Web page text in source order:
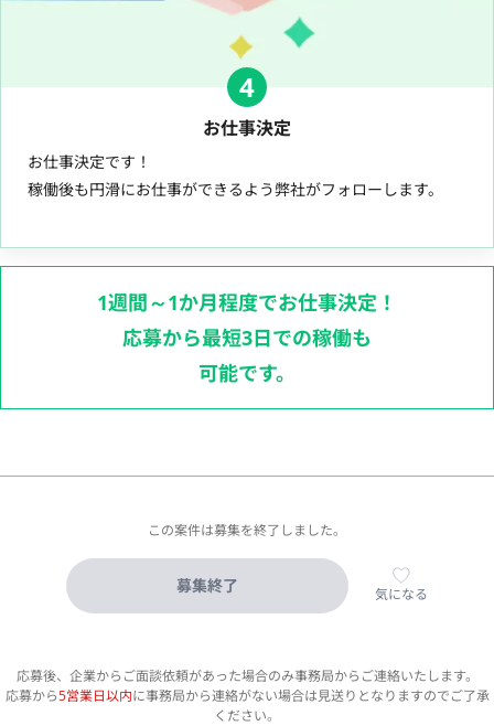
4
お仕事決定
お仕事決定です！
稼働後も円滑にお仕事ができるよう弊社がフォローします。
1週間～1か月程度でお仕事決定！
応募から最短3日での稼働も
可能です。
この案件は募集を終了しました。
募集終了 気になる
応募後、企業からご面談依頼があった場合のみ事務局からご連絡いたします。
応募から5営業日以内に事務局から連絡がない場合は見送りとなりますのでご了承
ください。